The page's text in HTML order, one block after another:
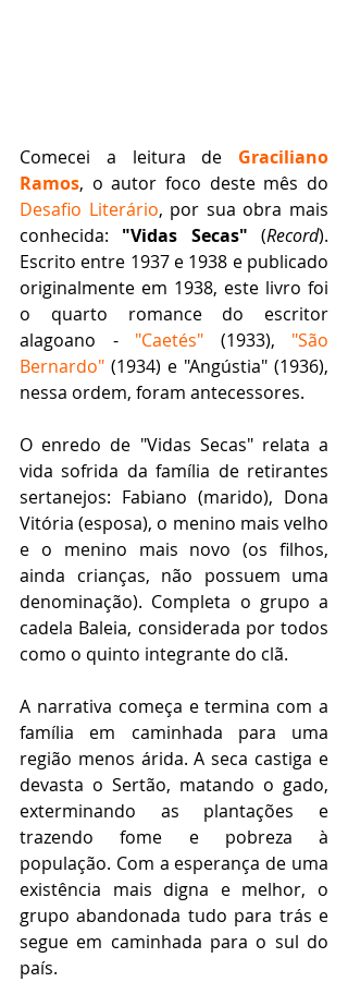
Comecei a leitura de Graciliano
Ramos
Desafio Literário, por sua obra mais
conhecida: "Vidas Secas" (Record).
Escrito entre 1937 e 1938 e publicado
originalmente em 1938, este livro foi
o quarto romance do escritor
alagoano - "Caetés" (1933), "São
Bernardo" (1934) e "Angústia" (1936),
nessa ordem, foram antecessores.
O enredo de "Vidas Secas" relata a
vida sofrida da família de retirantes
sertanejos: Fabiano (marido), Dona
Vitória (esposa), o menino mais velho
e o menino mais novo (os filhos,
ainda crianças, não possuem uma
denominação). Completa o grupo a
cadela Baleia, considerada por todos
como o quinto integrante do clã.
A narrativa começa e termina com a
família em caminhada para uma
região menos árida. A seca castiga e
devasta o Sertão, matando o gado,
exterminando as plantações e
trazendo fome e pobreza à
população. Com a esperança de uma
existência mais digna e melhor, o
grupo abandonada tudo para trás e
segue em caminhada para o sul do
país.